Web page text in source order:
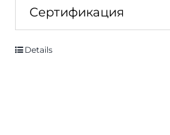
Сертификация
Details